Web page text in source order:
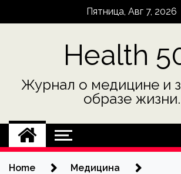
Пятница, Авг 7, 2026
Health
Журнал о медицине и
образе жизни.
Home
Медицина